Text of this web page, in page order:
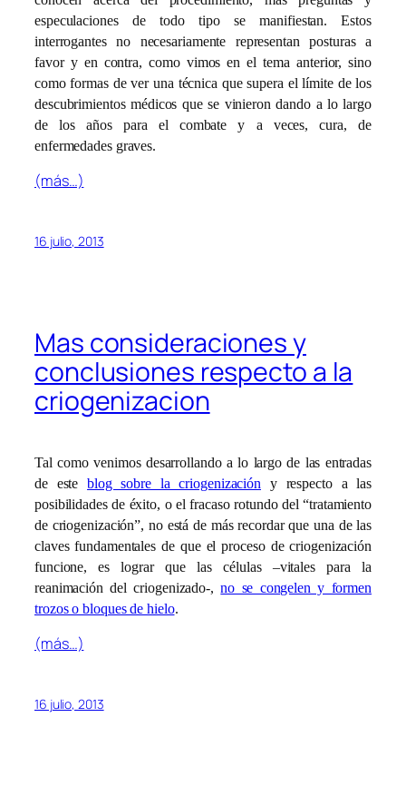
especulaciones de todo tipo se manifiestan. Estos
interrogantes no necesariamente representan posturas a
favor y en contra, como vimos en el tema anterior, sino
como formas de ver una técnica que supera el límite de los
descubrimientos médicos que se vinieron dando a lo largo
de los años para el combate y a veces, cura, de
enfermedades graves.
(más…)
16 julio, 2013
Mas consideraciones y
conclusiones respecto a la
criogenizacion
Tal como venimos desarrollando a lo largo de las entradas
de esteblog sobre la criogenización y respecto a las
posibilidades de éxito, o el fracaso rotundo del “tratamiento
de criogenización”, no está de más recordar que una de las
claves fundamentales de que el proceso de criogenización
funcione, es lograr que las células –vitales para la
reanimación del criogenizado-,no se congelen y formen
trozos o bloques de hielo.
(más…)
16 julio, 2013